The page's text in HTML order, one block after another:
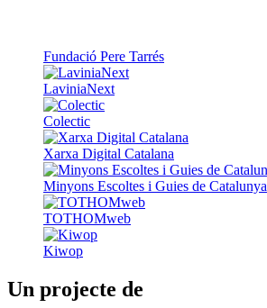
Fundació Pere Tarrés
LaviniaNext
Colectic
Xarxa Digital Catalana
Minyons Escoltes i Guies de Catalunya
TOTHOMweb
Kiwop
Un projecte de